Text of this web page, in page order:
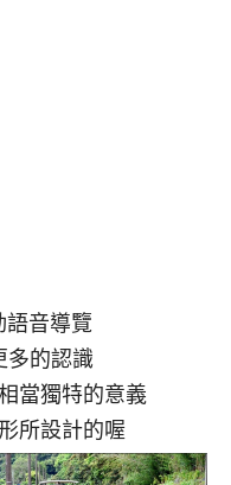
語音導覽
多的認識
當獨特的意義
所設計的喔